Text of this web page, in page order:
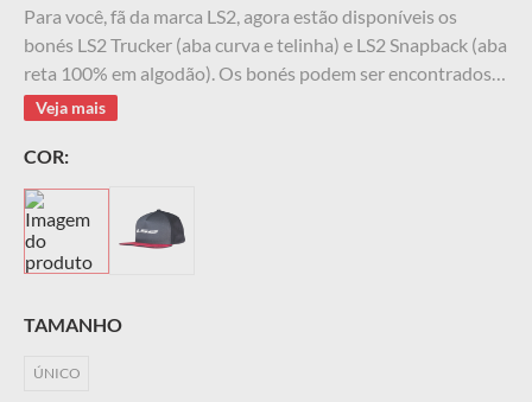
Para você, fã da marca LS2, agora estão disponíveis os
bonés LS2 Trucker (aba curva e telinha) e LS2 Snapback (aba
reta 100% em algodão). Os bonés podem ser encontrados
em ambas as versões todo preto ou na versão tricolor.
Veja mais
COR:
TAMANHO
ÚNICO
º starwar
10º capacete masculino